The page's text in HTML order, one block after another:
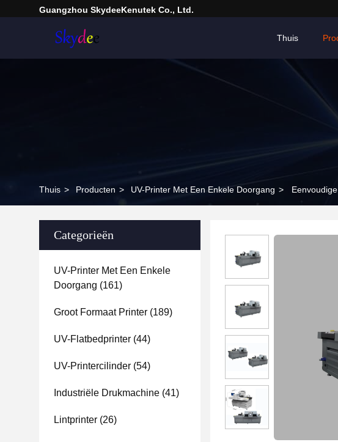
Guangzhou SkydeeKenutek Co., Ltd.
Thuis
Thuis > Producten > UV-Printer Met Een Enkele Doorgang >
Categorieën
UV-Printer Met Een Enkele
Doorgang (161)
Groot Formaat Printer (189)
UV-Flatbedprinter (44)
UV-Printercilinder (54)
Industriële Drukmachine (41)
Lintprinter (26)